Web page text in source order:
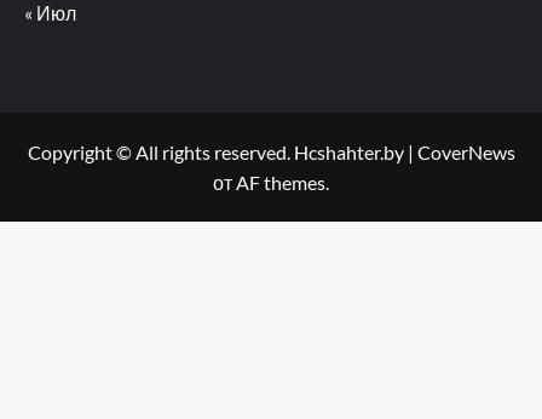
« Июл
Copyright © All rights reserved. Hcshahter.by | CoverNews
от AF themes.